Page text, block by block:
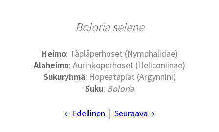
Boloria selene
Heimo: Täpläperhoset (Nymphalidae)
Alaheimo: Aurinkoperhoset (Heliconiinae)
Sukuryhmä: Hopeatäplät (Argynnini)
Suku: Boloria
← Edellinen Seuraava →